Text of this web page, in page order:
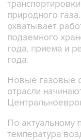
природного
охватывает
подземного
года, приема и
года.
Новые газовые
отрасли
По актуальному
температура